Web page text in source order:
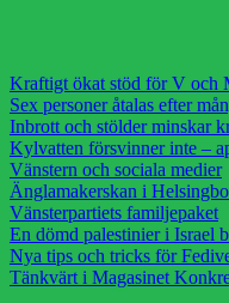
Kraftigt ökat stöd för V och
Sex personer åtalas efter
Inbrott och stölder minskar
Kylvatten försvinner inte –
Vänstern och sociala medier
Änglamakerskan i
Vänsterpartiets familjepaket
En dömd palestinier i Israel
Nya tips och tricks för
Tänkvärt i Magasinet